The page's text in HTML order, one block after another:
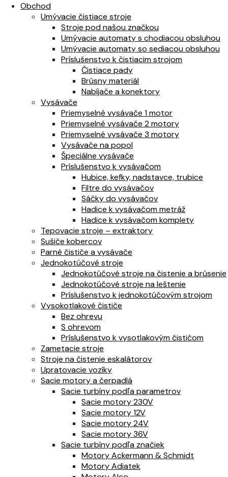
Obchod
Umývacie čistiace stroje
Stroje pod našou značkou
Umývacie automaty s chodiacou obsluhou
Umývacie automaty so sediacou obsluhou
Príslušenstvo k čistiacim strojom
Čistiace pady
Brúsny materiál
Nabíjače a konektory
Vysávače
Priemyselné vysávače 1 motor
Priemyselné vysávače 2 motory
Priemyselné vysávače 3 motory
Vysávače na popol
Špeciálne vysávače
Príslušenstvo k vysávačom
Hubice, kefky, nadstavce, trubice
Filtre do vysávačov
Sáčky do vysávačov
Hadice k vysávačom metráž
Hadice k vysávačom komplety
Tepovacie stroje – extraktory
Sušiče kobercov
Parné čističe a vysávače
Jednokotúčové stroje
Jednokotúčové stroje na čistenie a brúsenie
Jednokotúčové stroje na leštenie
Príslušenstvo k jednokotúčovým strojom
Vysokotlakové čističe
Bez ohrevu
S ohrevom
Príslušenstvo k vysotlakovým čističom
Zametacie stroje
Stroje na čistenie eskalátorov
Upratovacie vozíky
Sacie motory a čerpadlá
Sacie turbíny podľa parametrov
Sacie motory 230V
Sacie motory 12V
Sacie motory 24V
Sacie motory 36V
Sacie turbíny podľa značiek
Motory Ackermann & Schmidt
Motory Adiatek